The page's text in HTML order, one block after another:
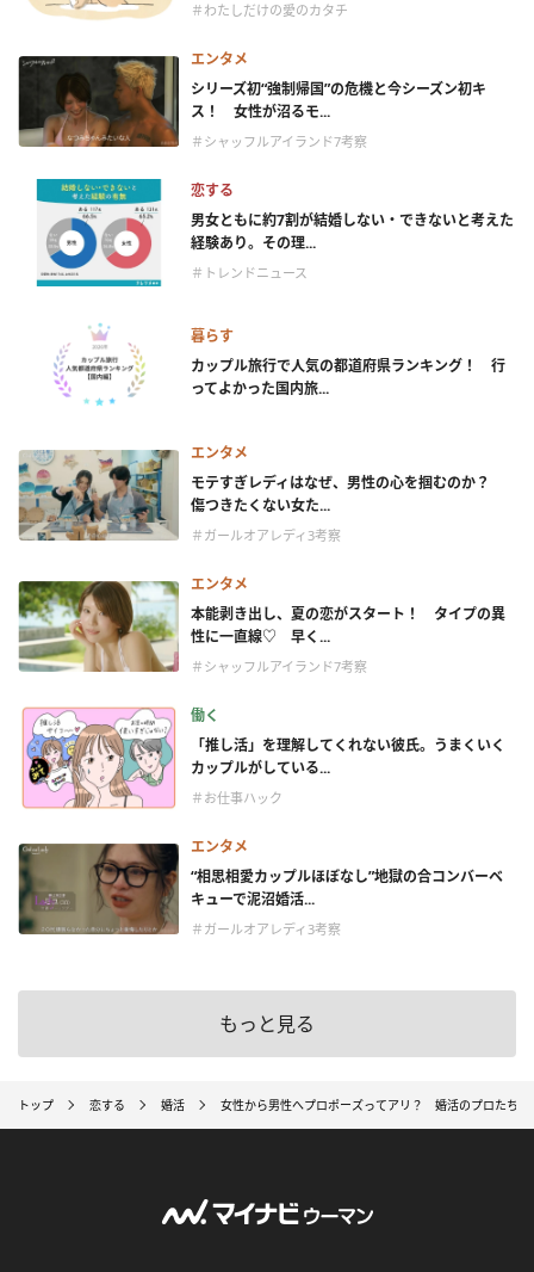
＃わたしだけの愛のカタチ
エンタメ
シリーズ初“強制帰国”の危機と今シーズン初キ
ス！ 女性が沼るモ...
＃シャッフルアイランド7考察
恋する
男女ともに約7割が結婚しない・できないと考えた
経験あり。その理...
＃トレンドニュース
暮らす
カップル旅行で人気の都道府県ランキング！ 行
ってよかった国内旅...
エンタメ
モテすぎレディはなぜ、男性の心を掴むのか？
傷つきたくない女た...
＃ガールオアレディ3考察
エンタメ
本能剥き出し、夏の恋がスタート！ タイプの異
性に一直線♡ 早く...
＃シャッフルアイランド7考察
働く
「推し活」を理解してくれない彼氏。うまくいく
カップルがしている...
＃お仕事ハック
エンタメ
“相思相愛カップルほぼなし”地獄の合コンバーベ
キューで泥沼婚活...
＃ガールオアレディ3考察
もっと見る
トップ 恋する 婚活 女性から男性へプロポーズってアリ？ 婚活のプロたちに